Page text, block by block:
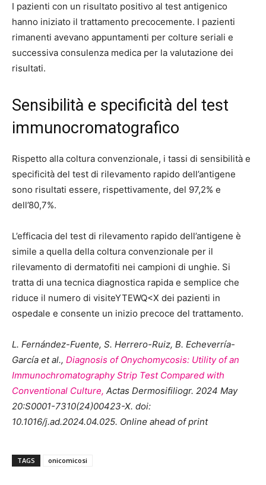
I pazienti con un risultato positivo al test antigenico
hanno iniziato il trattamento precocemente. I pazienti
rimanenti avevano appuntamenti per colture seriali e
successiva consulenza medica per la valutazione dei
risultati.
Sensibilità e specificità del test
immunocromatografico
Rispetto alla coltura convenzionale, i tassi di sensibilità e
specificità del test di rilevamento rapido dell’antigene
sono risultati essere, rispettivamente, del 97,2% e
dell’80,7%.
L’efficacia del test di rilevamento rapido dell’antigene è
simile a quella della coltura convenzionale per il
rilevamento di dermatofiti nei campioni di unghie. Si
tratta di una tecnica diagnostica rapida e semplice che
riduce il numero di visiteYTEWQ<X dei pazienti in
ospedale e consente un inizio precoce del trattamento.
L. Fernández-Fuente, S. Herrero-Ruiz, B. Echeverría-
García et al., Diagnosis of Onychomycosis: Utility of an
Immunochromatography Strip Test Compared with
Conventional Culture, Actas Dermosifiliogr. 2024 May
20:S0001-7310(24)00423-X. doi:
10.1016/j.ad.2024.04.025. Online ahead of print
TAGS onicomicosi